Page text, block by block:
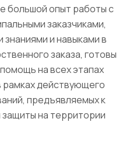
большой опыт работы с
заказчиками,
и навыками в
заказа, готовы
на всех этапах
рамках действующего
предъявляемых к
на территории